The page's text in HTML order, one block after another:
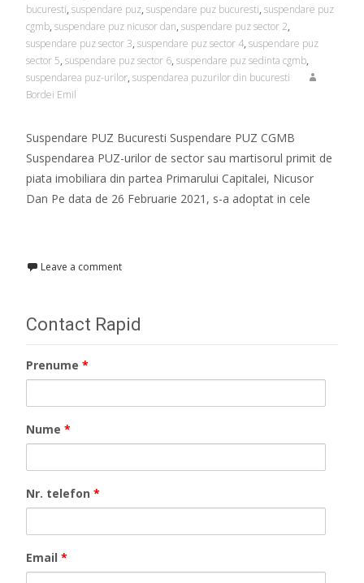
bucuresti, suspendare puz, suspendare puz bucuresti, suspendare puz
cgmb, suspendare puz nicusor dan, suspendare puz sector 2,
suspendare puz sector 3, suspendare puz sector 4, suspendare puz
sector 5, suspendare puz sector 6, suspendare puz sedinta cgmb,
suspendarea puz-urilor, suspendarea puzurilor din bucuresti
Bordei Emil
Suspendare PUZ Bucuresti Suspendare PUZ CGMB
Suspendarea PUZ-urilor de sector sau martisorul primit de
piata imobiliara din partea Primarului Capitalei, Nicusor
Dan Pe data de 26 Februarie 2021, s-a adoptat in cele
Leave a comment
Contact Rapid
Prenume *
Nume *
Nr. telefon *
Email *